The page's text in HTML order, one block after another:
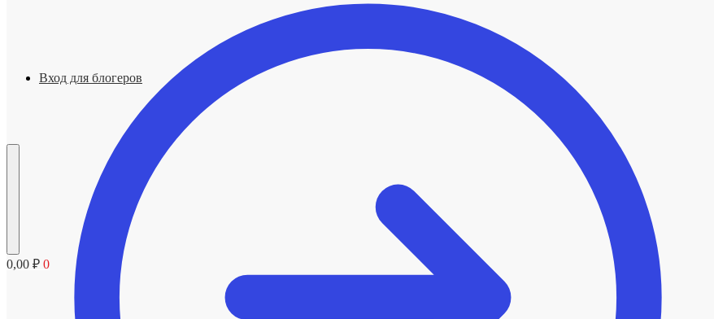
Вход для блогеров
0,00 ₽ 0